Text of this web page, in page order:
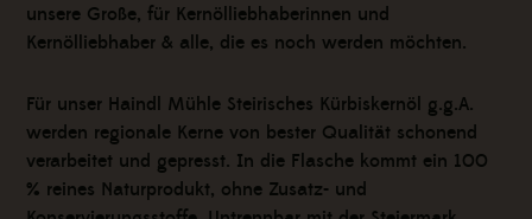
unsere Große, für Kernölliebhaberinnen und
Kernölliebhaber & alle, die es noch werden möchten.
Für unser Haindl Mühle Steirisches Kürbiskernöl g.g.A.
werden regionale Kerne von bester Qualität schonend
verarbeitet und gepresst. In die Flasche kommt ein 100
% reines Naturprodukt, ohne Zusatz- und